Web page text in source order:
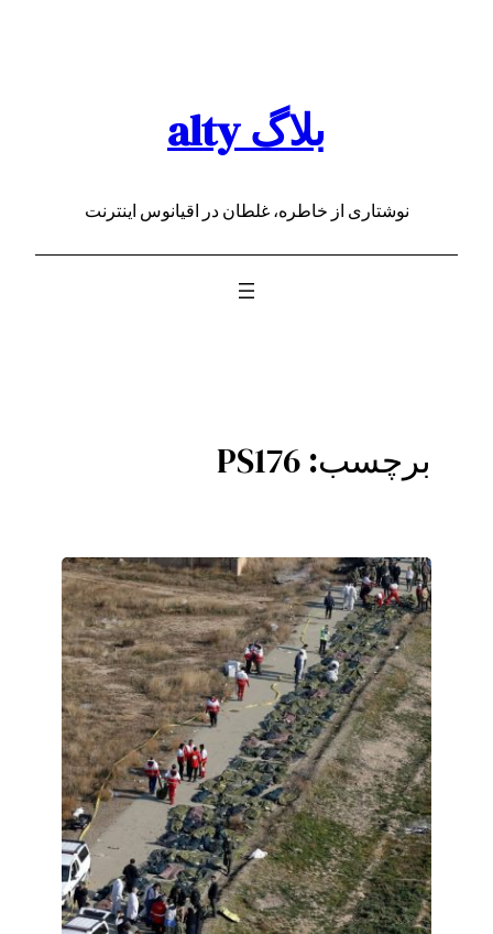
بلاگ alty
نوشتاری از خاطره، غلطان در اقیانوس اینترنت
برچسب: PS176